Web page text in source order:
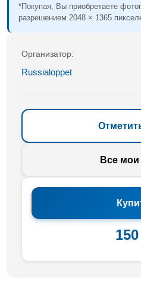
*Покупая, Вы приобретаете
разрешением 2048 × 1365
Организатор:
Russialoppet
Все